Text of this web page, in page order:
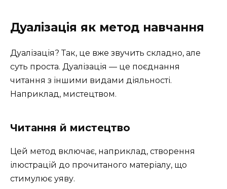
Дуалізація як метод навчання
Дуалізація? Так, це вже звучить складно, але
суть проста. Дуалізація — це поєднання
читання з іншими видами діяльності.
Наприклад, мистецтвом.
Читання й мистецтво
Цей метод включає, наприклад, створення
ілюстрацій до прочитаного матеріалу, що
стимулює уяву.